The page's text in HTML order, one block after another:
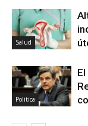
Salud
Politica